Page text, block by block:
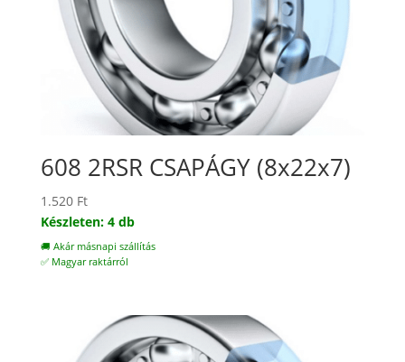
608 2RSR CSAPÁGY (8x22x7)
1.520 Ft
Készleten: 4 db
🚚 Akár másnapi szállítás
✅ Magyar raktárról